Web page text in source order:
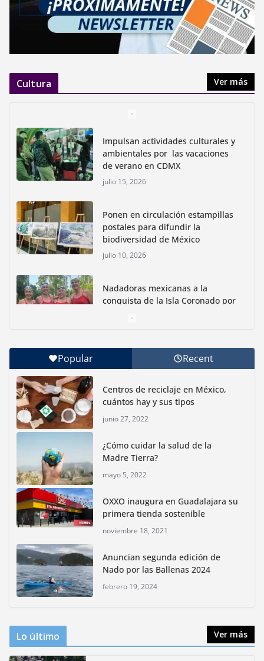
Cultura Ver más
Impulsan actividades culturales y
ambientales por las vacaciones
de verano en CDMX
julio 15, 2026
Ponen en circulación estampillas
postales para difundir la
biodiversidad de México
julio 10, 2026
Nadadoras mexicanas a la
conquista de la Isla Coronado por
Con jornada informativa, Profepa y Humane World
for Animals buscan inhibir tráfico de aves
junio 15, 2026
Inauguran nuevo Embarcadero Cuemanco para
reactivar la zona lacustre de Xochimilco
junio 4, 2026
Rompe CDMX récords Reto Naturalista Urbano 2026 y
lidera la biodiversidad nacional
mayo 18, 2026
bioculturales para promover
huertos urbanos y jardines
polinizadores
Popular Recent
Centros de reciclaje en México,
cuántos hay y sus tipos
junio 27, 2022
¿Cómo cuidar la salud de la
Madre Tierra?
mayo 5, 2022
OXXO inaugura en Guadalajara su
primera tienda sostenible
noviembre 18, 2021
Anuncian segunda edición de
Nado por las Ballenas 2024
febrero 19, 2024
Lo último Ver más